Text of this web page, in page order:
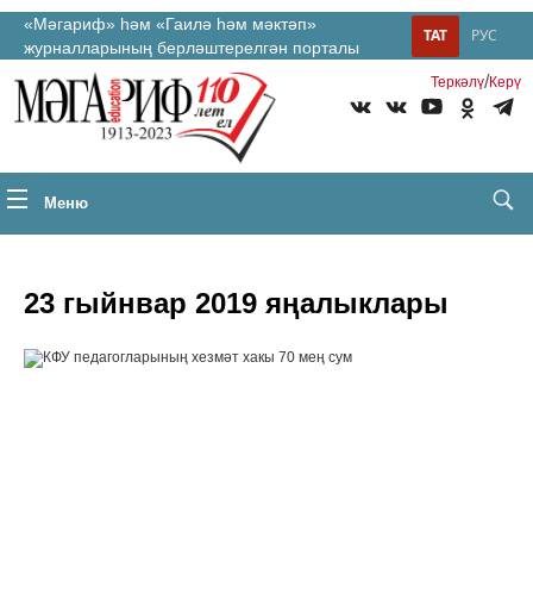
«Мәгариф» һәм «Гаилә һәм мәктәп»
журналларының берләштерелгән порталы
РУС
ТАТ
Теркəлү/Керү
Меню
23 гыйнвар 2019 яңалыклары